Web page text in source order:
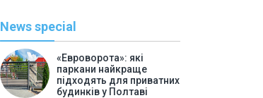
News special
«Евроворота»: які
паркани найкраще
підходять для приватних
будинків у Полтаві